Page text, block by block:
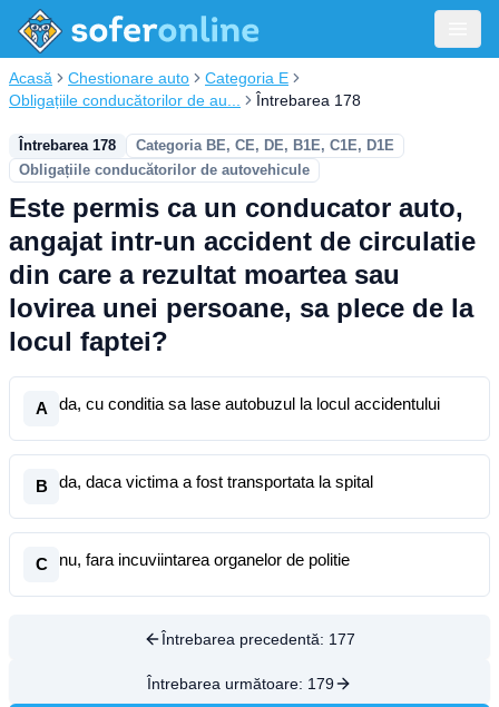
Acasă Chestionare auto
Categoria E
Obligațiile conducătorilor de au...
Întrebarea 178
Întrebarea 178
Categoria BE, CE, DE, B1E, C1E, D1E
Obligațiile conducătorilor de autovehicule
Este permis ca un conducator auto,
angajat intr-un accident de circulatie
din care a rezultat moartea sau
lovirea unei persoane, sa plece de la
locul faptei?
A da, cu conditia sa lase autobuzul la locul accidentului
B da, daca victima a fost transportata la spital
C nu, fara incuviintarea organelor de politie
Întrebarea precedentă: 177
Întrebarea următoare: 179